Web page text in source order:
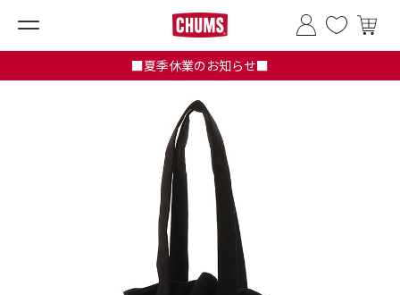
■夏季休業のお知らせ■